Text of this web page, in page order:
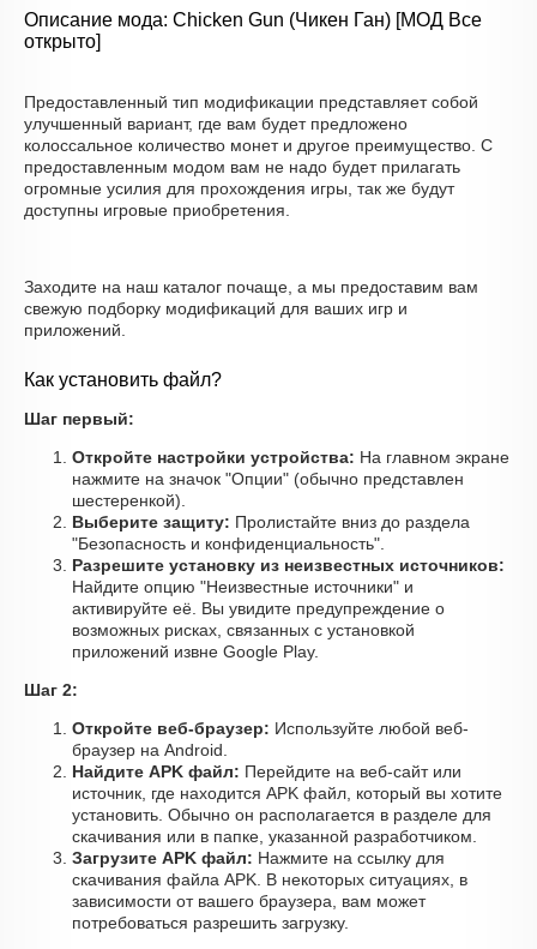
Описание мода: Chicken Gun (Чикен Ган) [МОД Все
открыто]
Предоставленный тип модификации представляет собой
улучшенный вариант, где вам будет предложено
колоссальное количество монет и другое преимущество. С
предоставленным модом вам не надо будет прилагать
огромные усилия для прохождения игры, так же будут
доступны игровые приобретения.
Заходите на наш каталог почаще, а мы предоставим вам
свежую подборку модификаций для ваших игр и
приложений.
Как установить файл?
Шаг первый:
Откройте настройки устройства: На главном экране
нажмите на значок "Опции" (обычно представлен
шестеренкой).
Выберите защиту: Пролистайте вниз до раздела
"Безопасность и конфиденциальность".
Разрешите установку из неизвестных источников:
Найдите опцию "Неизвестные источники" и
активируйте её. Вы увидите предупреждение о
возможных рисках, связанных с установкой
приложений извне Google Play.
Шаг 2:
Откройте веб-браузер: Используйте любой веб-
браузер на Android.
Найдите APK файл: Перейдите на веб-сайт или
источник, где находится APK файл, который вы хотите
установить. Обычно он располагается в разделе для
скачивания или в папке, указанной разработчиком.
Загрузите APK файл: Нажмите на ссылку для
скачивания файла APK. В некоторых ситуациях, в
зависимости от вашего браузера, вам может
потребоваться разрешить загрузку.